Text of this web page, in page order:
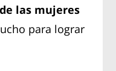
las mujeres
para lograr